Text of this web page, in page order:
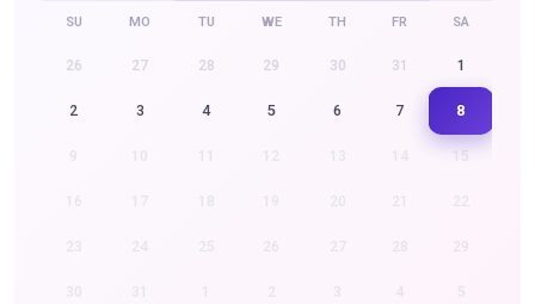
SU MO TU WE TH FR SA
26 27 28 29 30 31 1
2 3 4 5 6 7 8
15
21 22
27 28 29
3 4 5